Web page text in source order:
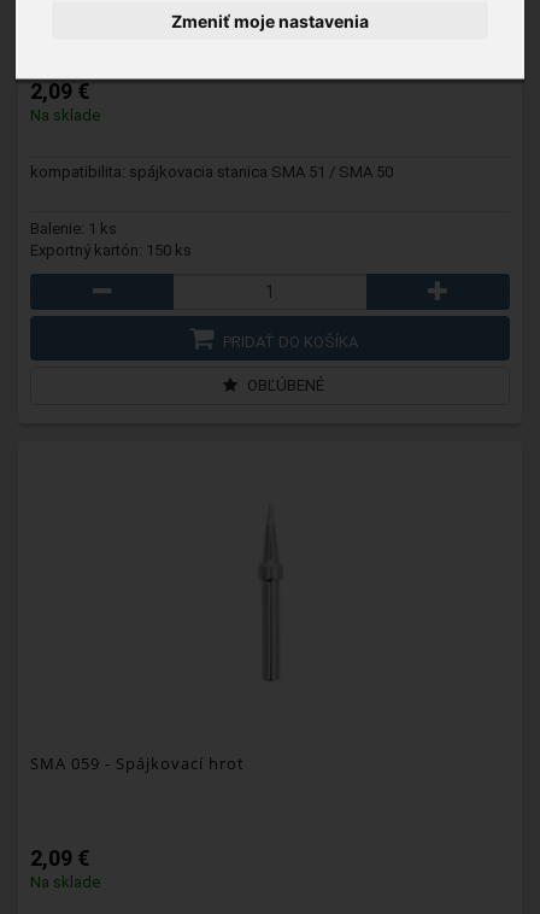
Zmeniť moje nastavenia
2,09 €
Na sklade
kompatibilita: spájkovacia stanica SMA 51 / SMA 50
Balenie: 1 ks
Exportný kartón: 150 ks
PRIDAŤ DO KOŠÍKA
OBĽÚBENÉ
SMA 059 - Spájkovací hrot
2,09 €
Na sklade